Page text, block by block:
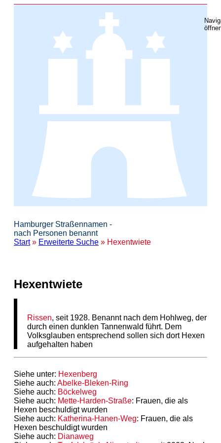
Hamburger Straßennamen -
nach Personen benannt
Start» Erweiterte Suche » Hexentwiete
Hexentwiete
Rissen, seit 1928. Benannt nach dem Hohlweg, der
durch einen dunklen Tannenwald führt. Dem
Volksglauben entsprechend sollen sich dort Hexen
aufgehalten haben
Siehe unter: Hexenberg
Siehe auch: Abelke-Bleken-Ring
Siehe auch: Böckelweg
Siehe auch: Mette-Harden-Straße: Frauen, die als
Hexen beschuldigt wurden
Siehe auch: Katherina-Hanen-Weg: Frauen, die als
Hexen beschuldigt wurden
Siehe auch: Dianaweg